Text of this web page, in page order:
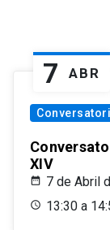
7 ABR
XIV
7 de Abril
13:30 a